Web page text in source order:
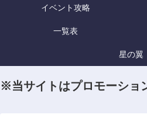
イベント攻略
一覧表
星の翼
※当サイトはプロモーショ